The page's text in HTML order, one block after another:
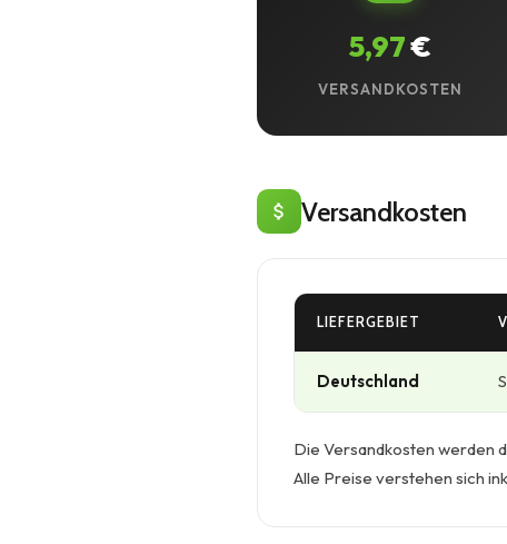
5,97€
VERSANDKOSTEN
Versandkosten
LIEFERGEBIET
Deutschland
Die Versandkosten werden
Alle Preise verstehen sich